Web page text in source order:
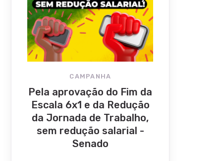
CAMPANHA
Pela aprovação do Fim da
Escala 6x1 e da Redução
da Jornada de Trabalho,
sem redução salarial -
Senado